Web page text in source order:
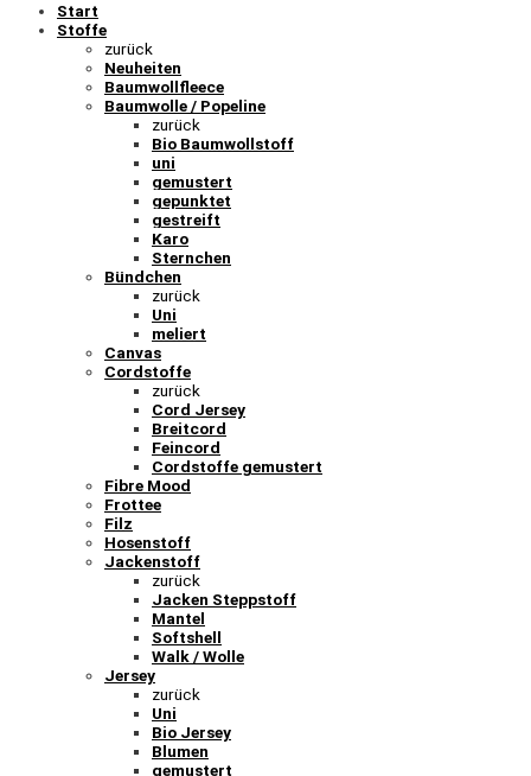
Start
Stoffe
zurück
Neuheiten
Baumwollfleece
Baumwolle / Popeline
zurück
Bio Baumwollstoff
uni
gemustert
gepunktet
gestreift
Karo
Sternchen
Bündchen
zurück
Uni
meliert
Canvas
Cordstoffe
zurück
Cord Jersey
Breitcord
Feincord
Cordstoffe gemustert
Fibre Mood
Frottee
Filz
Hosenstoff
Jackenstoff
zurück
Jacken Steppstoff
Mantel
Softshell
Walk / Wolle
Jersey
zurück
Uni
Bio Jersey
Blumen
gemustert